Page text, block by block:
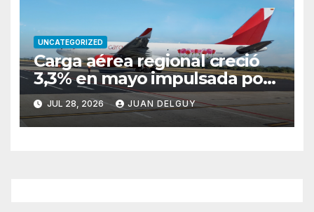
UNCATEGORIZED
Carga aérea regional creció
3,3% en mayo impulsada por
Brasil y Colombia
JUL 28, 2026 JUAN DELGUY